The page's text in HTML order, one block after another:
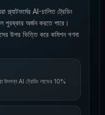
প্ল্যাটফর্মের AI-চালিত ট্রেডিং
পুরষ্কার অর্জন করতে পারে।
উপর ভিত্তি করে কমিশন গণনা
উৎপন্ন AI ট্রেডিং লাভের 10%